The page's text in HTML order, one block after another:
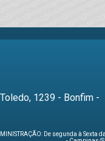
1239 - Bonfim -
De segunda à Sexta